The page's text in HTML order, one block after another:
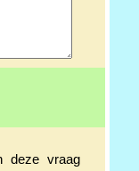
deze vraag